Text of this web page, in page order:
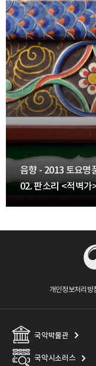
음향 - 2013 토요명
02. 판소리 <적벽가
개인정보처리방
국악박물관
국악시소러스